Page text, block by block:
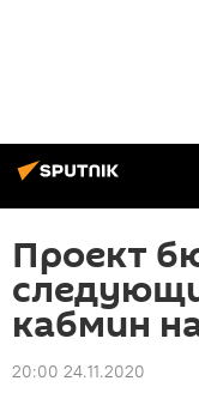
Проект
кабмин
20:00 24.11.2020